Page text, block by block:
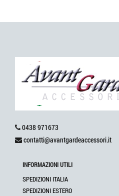
0438 971673
contatti@avantgardeaccessori.it
INFORMAZIONI UTILI
SPEDIZIONI ITALIA
SPEDIZIONI ESTERO